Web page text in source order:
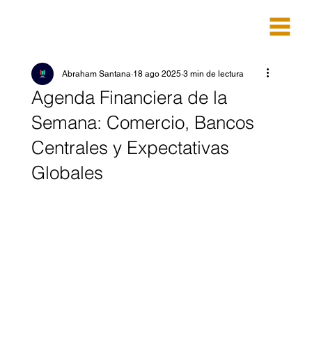
Agenda Financiera de la
Semana: Comercio, Bancos
Centrales y Expectativas
Globales
Abraham Santana 18 ago 2025 3 min de lectura